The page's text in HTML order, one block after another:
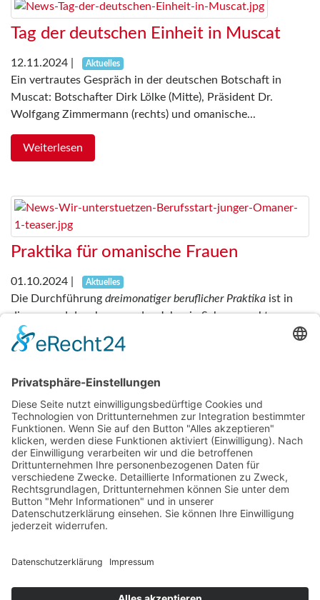
Tag der deutschen Einheit in Muscat
12.11.2024 Aktuelles
Ein vertrautes Gespräch in der deutschen Botschaft in
Muscat: Botschafter Dirk Lölke (Mitte), Präsident Dr.
Wolfgang Zimmermann (rechts) und omanische...
Weiterlesen
Praktika für omanische Frauen
01.10.2024 Aktuelles
Die Durchführung dreimonatiger beruflicher Praktika ist in
diesem und dem kommenden Jahr ein Schwerpunkt unserer
Vereinsarbeit. Vor dem Hintergrund...
Vorherige 1 2 3 .... 7 Nächste
Über Uns
wichtige Fakten